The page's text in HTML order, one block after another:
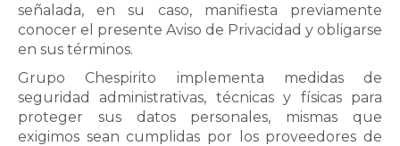
señalada, en su caso, manifiesta previamente
conocer el presente Aviso de Privacidad y obligarse
en sus términos.
Grupo Chespirito implementa medidas de
seguridad administrativas, técnicas y físicas para
proteger sus datos personales, mismas que
exigimos sean cumplidas por los proveedores de